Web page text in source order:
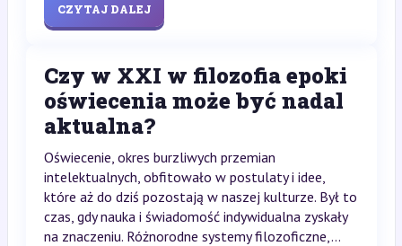
CZYTAJ DALEJ
Czy w XXI w filozofia epoki
oświecenia może być nadal
aktualna?
Oświecenie, okres burzliwych przemian
intelektualnych, obfitowało w postulaty i idee,
które aż do dziś pozostają w naszej kulturze. Był to
czas, gdy nauka i świadomość indywidualna zyskały
na znaczeniu. Różnorodne systemy filozoficzne,...